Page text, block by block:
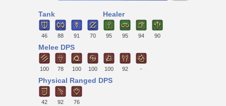
Tank
46 88 91 70
Healer
95 95 94 90
Melee DPS
100 78 100 100 100 92 -
Physical Ranged DPS
42 92 76